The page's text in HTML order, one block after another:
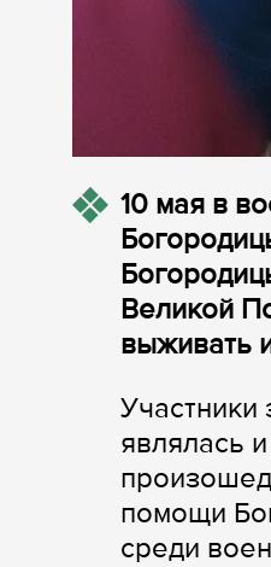
10 мая в
Великой
выживать
Участники
являлась
помощи
среди